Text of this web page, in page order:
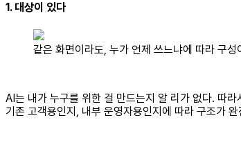
1. 대상이 있다
같은 화면이라도, 누가 언제 쓰느냐에 따라 구
AI는 내가 누구를 위한 걸 만드는지 알 리가 없다. 따
기존 고객용인지, 내부 운영자용인지에 따라 구조가